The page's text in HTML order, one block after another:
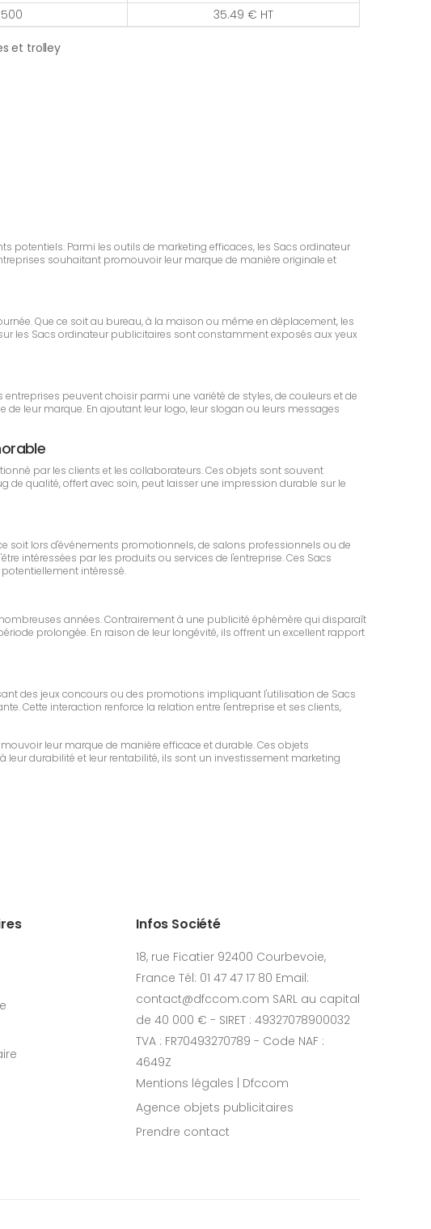
500
35.49 € HT
et trolley
potentiels. Parmi les outils de marketing efficaces, les Sacs ordinateur
souhaitant promouvoir leur marque de manière originale et
Que ce soit au bureau, à la maison ou même en déplacement, les
les Sacs ordinateur publicitaires sont constamment exposés aux yeux
peuvent choisir parmi une variété de styles, de couleurs et de
leur marque. En ajoutant leur logo, leur slogan ou leurs messages
par les clients et les collaborateurs. Ces objets sont souvent
de qualité, offert avec soin, peut laisser une impression durable sur le
soit lors d'événements promotionnels, de salons professionnels ou de
intéressées par les produits ou services de l'entreprise. Ces Sacs
intéressé.
années. Contrairement à une publicité éphémère qui disparaît
prolongée. En raison de leur longévité, ils offrent un excellent rapport
des jeux concours ou des promotions impliquant l'utilisation de Sacs
Cette interaction renforce la relation entre l'entreprise et ses clients,
leur marque de manière efficace et durable. Ces objets
durabilité et leur rentabilité, ils sont un investissement marketing
Infos Société
18, rue Ficatier 92400 Courbevoie,
France Tél: 01 47 47 17 80 Email:
contact@dfccom.com SARL au capital
de 40 000 € - SIRET : 49327078900032
TVA : FR70493270789 - Code NAF :
4649Z
Mentions légales | Dfccom
Agence objets publicitaires
Prendre contact